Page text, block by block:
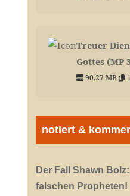
Treuer
Gottes (MP
90.27 MB
notiert &
Der Fall Shawn
falschen Propheten!